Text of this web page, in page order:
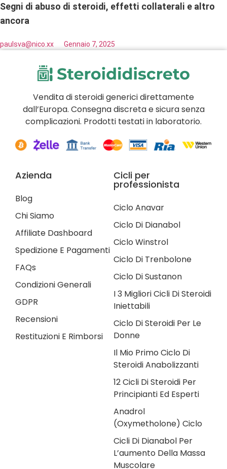
Segni di abuso di steroidi, effetti collaterali e altro
ancora
paulsva@nico.xx Gennaio 7, 2025
Vendita di steroidi generici direttamente
dall’Europa. Consegna discreta e sicura senza
complicazioni. Prodotti testati in laboratorio.
Azienda
Blog
Chi Siamo
Affiliate Dashboard
Spedizione E Pagamenti
FAQs
Condizioni Generali
GDPR
Recensioni
Restituzioni E Rimborsi
Cicli per
professionista
Ciclo Anavar
Ciclo Di Dianabol
Ciclo Winstrol
Ciclo Di Trenbolone
Ciclo Di Sustanon
I 3 Migliori Cicli Di Steroidi
Iniettabili
Ciclo Di Steroidi Per Le
Donne
Il Mio Primo Ciclo Di
Steroidi Anabolizzanti
12 Cicli Di Steroidi Per
Principianti Ed Esperti
Anadrol
(Oxymetholone) Ciclo
Cicli Di Dianabol Per
L’aumento Della Massa
Muscolare